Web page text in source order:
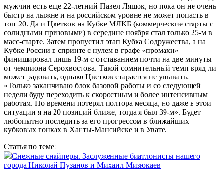
мужчин есть еще 22‑летний Павел Ляшок, но пока он не очень
быстр на лыжне и на российском уровне не может попасть в
топ-20. Да и Цветков на Кубке МЛКБ (коммерческие старты с
солидными призовыми) в середине ноября стал только 25‑м в
масс-старте. Затем пропустил этап Кубка Содружества, а на
Кубке России в спринте с нулем в графе «промахи»
финишировал лишь 19‑м с отставанием почти на две минуты
от чемпиона Серохвостова. Такой сомнительный темп вряд ли
может радовать, однако Цветков старается не унывать:
«Только заканчиваю блок базовой работы и со следующей
недели буду переходить к скоростным и более интенсивным
работам. По времени потерял полтора месяца, но даже в этой
ситуации я на 20 позиций ближе, тогда я был 39‑м». Будет
любопытно последить за его прогрессом в ближайших
кубковых гонках в Ханты-Мансийске и в Увате.
Статья по теме:
Снежные снайперы. Заслуженные биатлонисты нашего
города Николай Пузанов и Михаил Мизюкаев